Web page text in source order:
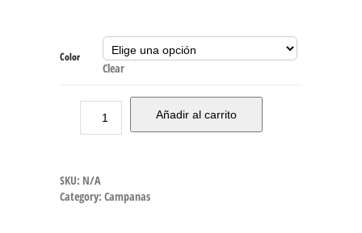
Color
Clear
Añadir al carrito
SKU: N/A
Category: Campanas